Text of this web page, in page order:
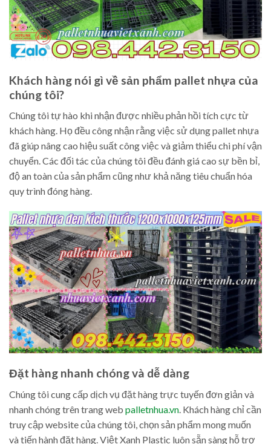
Khách hàng nói gì về sản phẩm pallet nhựa của
chúng tôi?
Chúng tôi tự hào khi nhận được nhiều phản hồi tích cực từ
khách hàng. Họ đều công nhận rằng việc sử dụng pallet nhựa
đã giúp nâng cao hiệu suất công việc và giảm thiểu chi phí vận
chuyển. Các đối tác của chúng tôi đều đánh giá cao sự bền bỉ,
độ an toàn của sản phẩm cũng như khả năng tiêu chuẩn hóa
quy trình đóng hàng.
Đặt hàng nhanh chóng và dễ dàng
Chúng tôi cung cấp dịch vụ đặt hàng trực tuyến đơn giản và
nhanh chóng trên trang web palletnhua.vn . Khách hàng chỉ cần
truy cập website của chúng tôi, chọn sản phẩm mong muốn
và tiến hành đặt hàng. Việt Xanh Plastic luôn sẵn sàng hỗ trợ